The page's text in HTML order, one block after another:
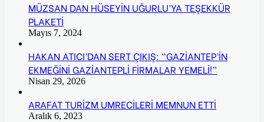
MÜZSAN DAN HÜSEYİN UĞURLU’YA TEŞEKKÜR
PLAKETİ
Mayıs 7, 2024
HAKAN ATICI’DAN SERT ÇIKIŞ: “GAZİANTEP’İN
EKMEĞİNİ GAZİANTEPLİ FİRMALAR YEMELİ!”
Nisan 29, 2026
ARAFAT TURİZM UMRECİLERİ MEMNUN ETTİ
Aralık 6, 2023